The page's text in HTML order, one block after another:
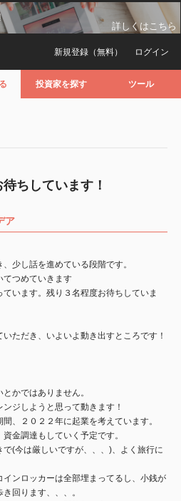
詳しくはこちら
ログイン
新規登録（無料）
投資家を探す ツール
ちしています！
ア
少し話を進めている段階です。
つめていきます
います。残り３名程度お待ちしていま
ただき、いよいよ動き出すところです！
かではありません。
ジしようと思って動きます！
、２０２２年に起業を考えています。
金調達もしていく予定です。
(今は厳しいですが、、、)、よく旅行に
ンロッカーは全部埋まってるし、小銭が
回ります、、、。